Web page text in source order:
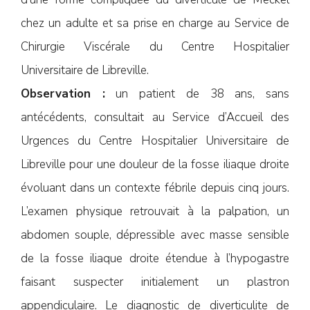
chez un adulte et sa prise en charge au Service de
Chirurgie Viscérale du Centre Hospitalier
Universitaire de Libreville.
Observation :un patient de 38 ans, sans
antécédents, consultait au Service d’Accueil des
Urgences du Centre Hospitalier Universitaire de
Libreville pour une douleur de la fosse iliaque droite
évoluant dans un contexte fébrile depuis cinq jours.
L’examen physique retrouvait à la palpation, un
abdomen souple, dépressible avec masse sensible
de la fosse iliaque droite étendue à l’hypogastre
faisant suspecter initialement un plastron
appendiculaire. Le diagnostic de diverticulite de